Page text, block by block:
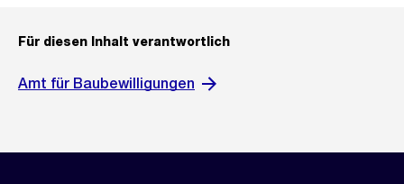
Für diesen Inhalt verantwortlich
Amt für Baubewilligungen